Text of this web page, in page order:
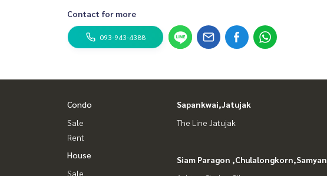
ตึกเอ็มไพร์ ทาวเวอร์ / สาทรธานี / AIA สาทร / Mahanakhon
-------------------------
📍 22nd floor | City/River/Bang Krachao views
Contact for more
093-943-4388
Condo
Sale
Rent
House
Sale
Sapankwai,Jatujak
The Line Jatujak
Siam Paragon ,Chulalongkorn,Samyan